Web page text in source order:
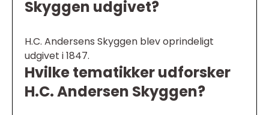
Skyggen udgivet?
H.C. Andersens Skyggen blev oprindeligt
udgivet i 1847.
Hvilke tematikker udforsker
H.C. Andersen Skyggen?